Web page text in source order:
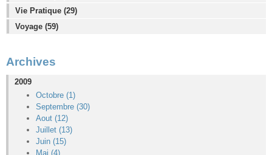
Vie Pratique (29)
Voyage (59)
Archives
2009
Octobre (1)
Septembre (30)
Aout (12)
Juillet (13)
Juin (15)
Mai (4)